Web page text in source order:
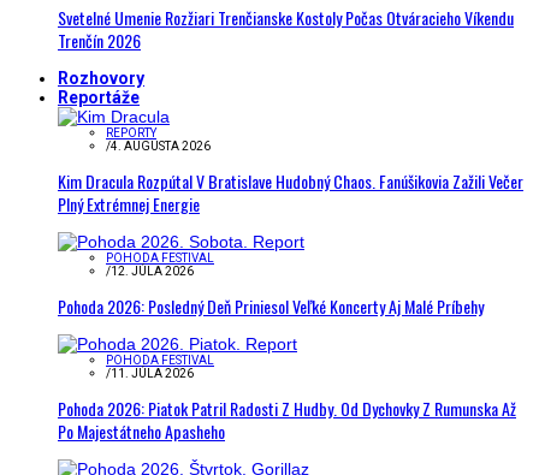
Svetelné Umenie Rozžiari Trenčianske Kostoly Počas Otváracieho Víkendu
Trenčín 2026
Rozhovory
Reportáže
REPORTY
/4. AUGUSTA 2026
Kim Dracula Rozpútal V Bratislave Hudobný Chaos. Fanúšikovia Zažili Večer
Plný Extrémnej Energie
POHODA FESTIVAL
/12. JÚLA 2026
Pohoda 2026: Posledný Deň Priniesol Veľké Koncerty Aj Malé Príbehy
POHODA FESTIVAL
/11. JÚLA 2026
Pohoda 2026: Piatok Patril Radosti Z Hudby. Od Dychovky Z Rumunska Až
Po Majestátneho Apasheho